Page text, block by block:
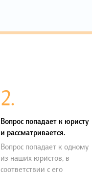
2.
Вопрос попадает к юристу
и рассматривается.
Вопрос попадает к одному
из наших юристов, в
соответствии с его